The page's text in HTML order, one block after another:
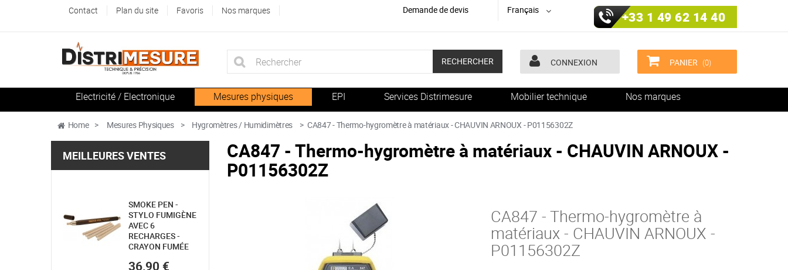
Contact Plan du site Favoris Nos marques Demande de devis Français +33 1 49 62 14 40
RECHERCHER CONNEXION PANIER (0)
Electricité / Electronique Mesures physiques EPI Services Distrimesure Mobilier technique Nos marques
Home > Mesures Physiques > Hygromètres / Humidimètres > CA847 - Thermo-hygromètre à matériaux - CHAUVIN ARNOUX - P01156302Z
MEILLEURES VENTES
SMOKE PEN -
STYLO FUMIGÈNE
AVEC 6
RECHARGES -
CRAYON FUMÉE
36,90 €
CA847 - Thermo-hygromètre à matériaux - CHAUVIN ARNOUX -
P01156302Z
CA847 - Thermo-hygromètre à
matériaux - CHAUVIN ARNOUX -
P01156302Z